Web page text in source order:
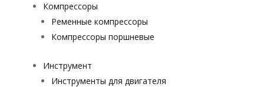
Компрессоры
Ременные компрессоры
Компрессоры поршневые
Инструмент
Инструменты для двигателя